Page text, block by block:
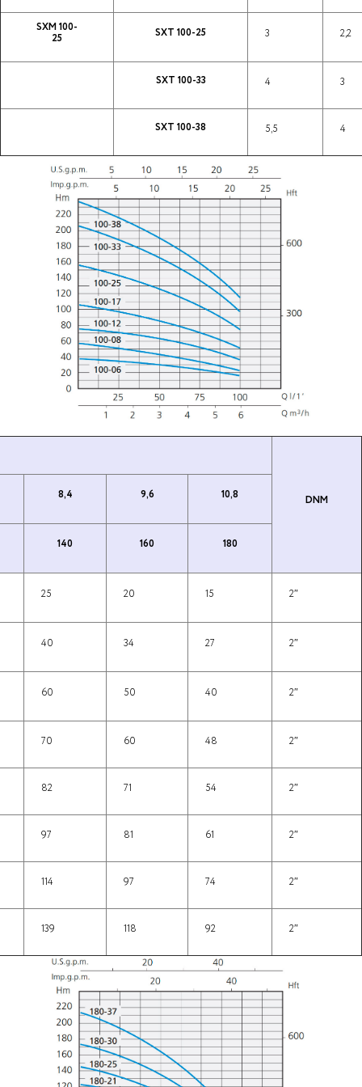
SXM 100-
25
SXT 100-25 3 2,2
SXT 100-33 4 3
SXT 100-38 5,5 4
DNM
8,4 9,6 10,8
140 160 180
25 20 15 2″
40 34 27 2″
60 50 40 2″
70 60 48 2″
82 71 54 2″
97 81 61 2″
114 97 74 2″
139 118 92 2″